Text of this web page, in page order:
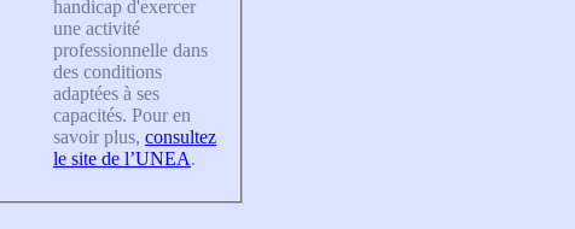
handicap d'exercer
une activité
professionnelle dans
des conditions
adaptées à ses
capacités. Pour en
savoir plus, consultez
le site de l’UNEA.